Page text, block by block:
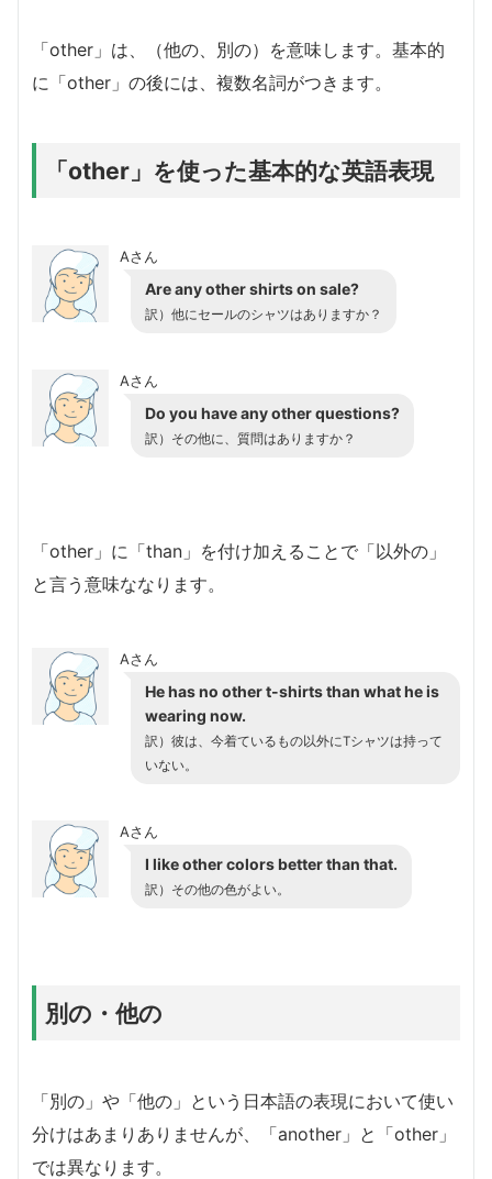
「other」は、（他の、別の）を意味します。基本的
に「other」の後には、複数名詞がつきます。
「other」を使った基本的な英語表現
Aさん
Are any other shirts on sale?
訳）他にセールのシャツはありますか？
Aさん
Do you have any other questions?
訳）その他に、質問はありますか？
「other」に「than」を付け加えることで「以外の」
と言う意味ななります。
Aさん
He has no other t-shirts than what he is
wearing now.
訳）彼は、今着ているもの以外にTシャツは持って
いない。
Aさん
I like other colors better than that.
訳）その他の色がよい。
別の・他の
「別の」や「他の」という日本語の表現において使い
分けはあまりありませんが、「another」と「other」
では異なります。